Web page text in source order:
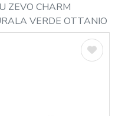
ZEVO CHARM
VERDE OTTANIO